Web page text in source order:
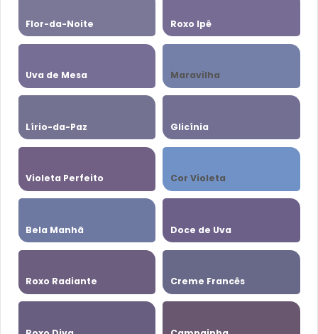
Flor-da-Noite Roxo Ipê
Uva de Mesa Maravilha
Lírio-da-Paz Glicínia
Violeta Perfeito Cor Violeta
Bela Manhã Doce de Uva
Roxo Radiante Creme Francês